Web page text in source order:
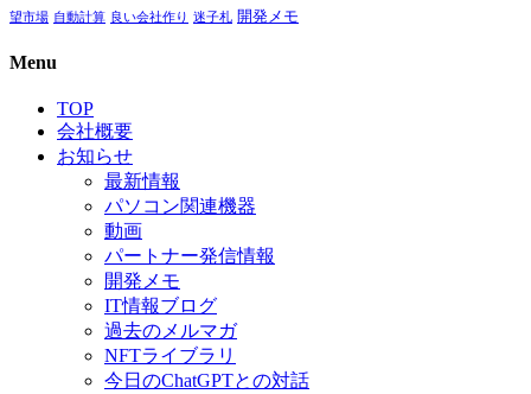
望市場 自動計算 良い会社作り 迷子札 開発メモ
Menu
TOP
会社概要
お知らせ
最新情報
パソコン関連機器
動画
パートナー発信情報
開発メモ
IT情報ブログ
過去のメルマガ
NFTライブラリ
今日のChatGPTとの対話